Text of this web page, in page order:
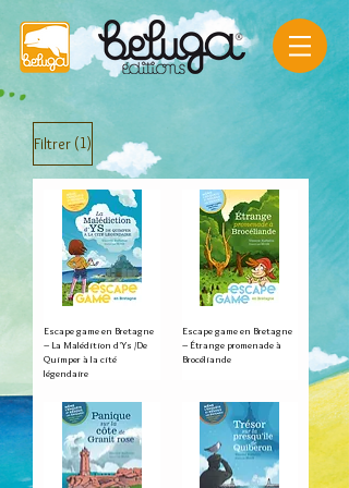
Filtrer (1)
Escape game en Bretagne
– La Malédition d'Ys /De
Quimper à la cité
légendaire
Escape game en Bretagne
– Étrange promenade à
Brocéliande